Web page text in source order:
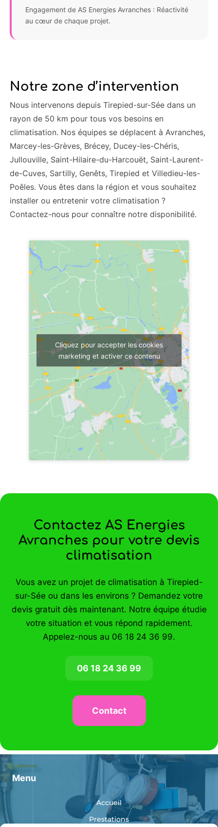
Engagement de AS Energies Avranches : Réactivité
au cœur de chaque projet.
Notre zone d’intervention
Nous intervenons depuis Tirepied-sur-Sée dans un
rayon de 50 km pour tous vos besoins en
climatisation. Nos équipes se déplacent à Avranches,
Marcey-les-Grèves, Brécey, Ducey-les-Chéris,
Jullouville, Saint-Hilaire-du-Harcouët, Saint-Laurent-
de-Cuves, Sartilly, Genêts, Tirepied et Villedieu-les-
Poêles. Vous êtes dans la région et vous souhaitez
installer ou entretenir votre climatisation ?
Contactez-nous pour connaître notre disponibilité.
Cliquez pour accepter les cookies
marketing et activer ce contenu
Contactez AS Energies
Avranches pour votre devis
climatisation
Vous avez un projet de climatisation à Tirepied-
sur-Sée ou dans les environs ? Demandez votre
devis gratuit dès maintenant. Notre équipe étudie
votre situation et vous répond rapidement.
Appelez-nous au 06 18 24 36 99.
06 18 24 36 99
Contact
Menu
Accueil
Prestations